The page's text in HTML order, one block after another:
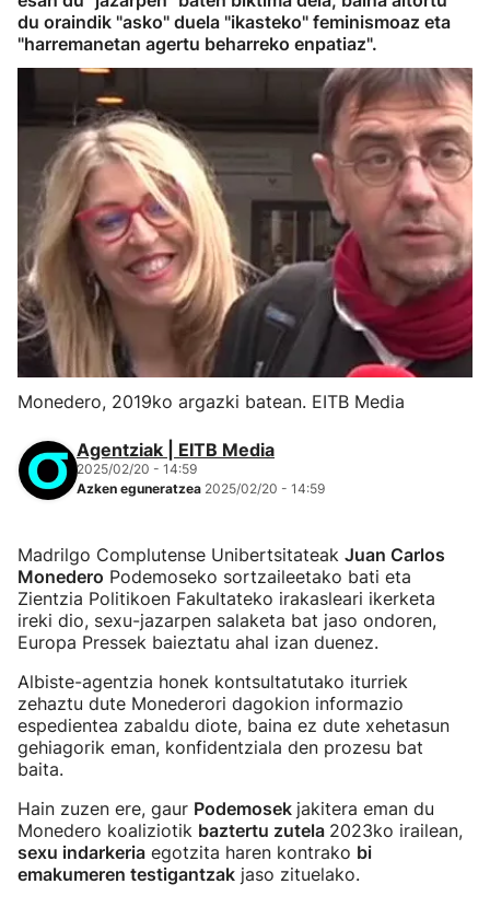
du oraindik "asko" duela "ikasteko" feminismoaz eta
"harremanetan agertu beharreko enpatiaz".
Monedero, 2019ko argazki batean. EITB Media
Agentziak | EITB Media
2025/02/20 - 14:59
Azken eguneratzea 2025/02/20 - 14:59
Madrilgo Complutense Unibertsitateak Juan Carlos
Monedero Podemoseko sortzaileetako bati eta
Zientzia Politikoen Fakultateko irakasleari ikerketa
ireki dio, sexu-jazarpen salaketa bat jaso ondoren,
Europa Pressek baieztatu ahal izan duenez.
Albiste-agentzia honek kontsultatutako iturriek
zehaztu dute Monederori dagokion informazio
espedientea zabaldu diote, baina ez dute xehetasun
gehiagorik eman, konfidentziala den prozesu bat
baita.
Hain zuzen ere, gaur Podemosek jakitera eman du
Monedero koaliziotik baztertu zutela 2023ko irailean,
sexu indarkeria egotzita haren kontrako bi
emakumeren testigantzak jaso zituelako.